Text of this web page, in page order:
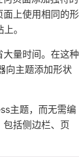
上使用相同的形
。
量时间。在这种
向主题添加形状
主题，而无需编
括侧边栏、页